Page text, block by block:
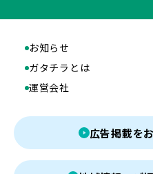
お知らせ
ガタチラとは
運営会社
広告掲載を